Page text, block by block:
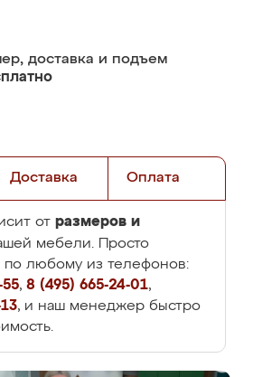
доставка и подъем
Доставка Оплата
от размеров и
мебели. Просто
по любому из телефонов:
, 8 (495) 665-24-01,
, и наш менеджер быстро